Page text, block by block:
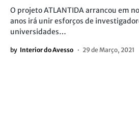
O projeto ATLANTIDA arrancou em
anos irá unir esforços de
universidades…
by Interior do Avesso 29 de Março, 2021